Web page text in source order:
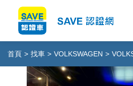
首頁 > 找車 > VOLKSWAGEN >